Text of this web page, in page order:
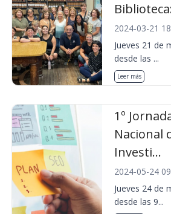
2024-03-21
Jueves 21 de
desde las ...
Leer más
1º
Nacional
Investi...
2024-05-24
Jueves 24 de
desde las 9...